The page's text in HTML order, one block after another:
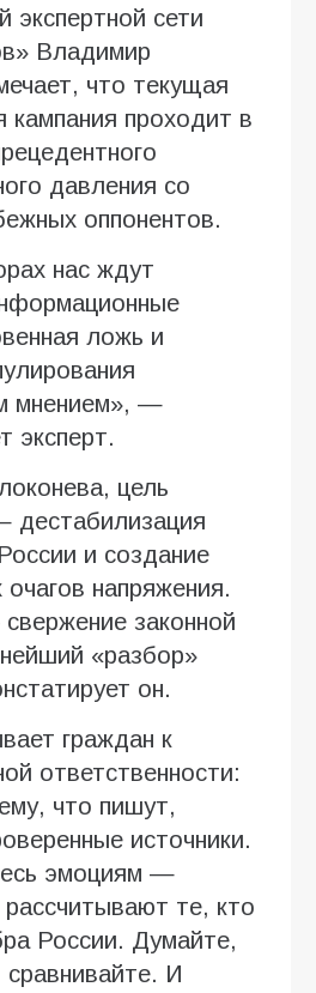
экспертной сети
Владимир
что текущая
кампания проходит в
давления со
оппонентов.
нас ждут
ложь и
мнением», —
эксперт.
цель
дестабилизация
и создание
очагов напряжения.
законной
«разбор»
он.
граждан к
ответственности:
что пишут,
источники.
эмоциям —
те, кто
России. Думайте,
сравнивайте. И